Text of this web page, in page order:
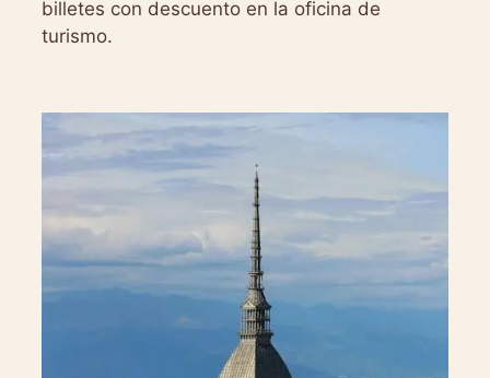
billetes con descuento en la oficina de
turismo.